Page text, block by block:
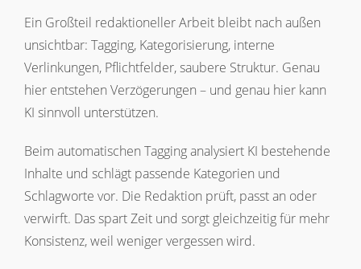
Ein Großteil redaktioneller Arbeit bleibt nach außen
unsichtbar: Tagging, Kategorisierung, interne
Verlinkungen, Pflichtfelder, saubere Struktur. Genau
hier entstehen Verzögerungen – und genau hier kann
KI sinnvoll unterstützen.
Beim automatischen Tagging analysiert KI bestehende
Inhalte und schlägt passende Kategorien und
Schlagworte vor. Die Redaktion prüft, passt an oder
verwirft. Das spart Zeit und sorgt gleichzeitig für mehr
Konsistenz, weil weniger vergessen wird.